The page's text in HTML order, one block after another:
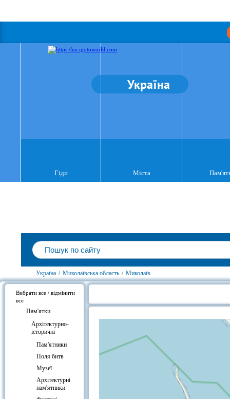
Україна
Гіди Міста
Україна / Миколаївська область / Миколаїв
Вибрати все / відмінити
все
Пам'ятки
Архітектурно-
історичні
Пам'ятники
Поля битв
Музеї
Архітектурні
пам'ятники